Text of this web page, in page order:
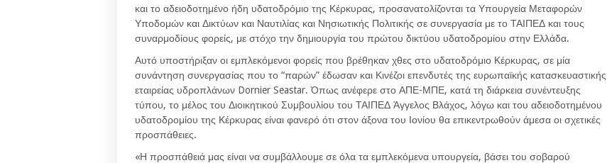
και το αδειοδοτημένο ήδη υδατοδρόμιο της Κέρκυρας, προσανατολίζονται τα Υπουργεία Μεταφορών
Υποδομών και Δικτύων και Ναυτιλίας και Νησιωτικής Πολιτικής σε συνεργασία με το ΤΑΙΠΕΔ και τους
συναρμοδίους φορείς, με στόχο την δημιουργία του πρώτου δικτύου υδατοδρομίου στην Ελλάδα.
Αυτό υποστήριξαν οι εμπλεκόμενοι φορείς που βρέθηκαν χθες στο υδατοδρόμιο Κέρκυρας, σε μία
συνάντηση συνεργασίας που το “παρών” έδωσαν και Κινέζοι επενδυτές της ευρωπαϊκής κατασκευαστικής
εταιρείας υδροπλάνων Dornier Seastar. Όπως ανέφερε στο ΑΠΕ-ΜΠΕ, κατά τη διάρκεια συνέντευξης
τύπου, το μέλος του Διοικητικού Συμβουλίου του ΤΑΙΠΕΔ Άγγελος Βλάχος, λόγω και του αδειοδοτημένου
υδατοδρομίου της Κέρκυρας είναι φανερό ότι στον άξονα του Ιονίου θα επικεντρωθούν άμεσα οι σχετικές
προσπάθειες.
«Η προσπάθειά μας είναι να συμβάλλουμε σε όλα τα εμπλεκόμενα υπουργεία, βάσει του σοβαρού